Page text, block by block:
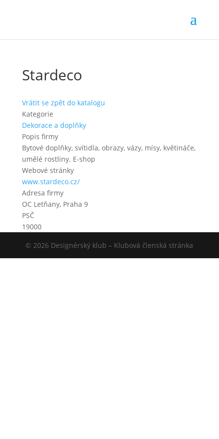
Stardeco
Vrátit se zpět do katalogu
Kategorie
Dekorace a doplňky
Popis firmy
Bytové doplňky, svítidla, obrazy, vázy, mísy, květináče,
umělé rostliny. E-shop
Webové stránky
www.stardeco.cz/
Adresa firmy
OC Letňany, Praha 9
PSČ
19000
© 2026 Designérský klub – Klubová členská stránka